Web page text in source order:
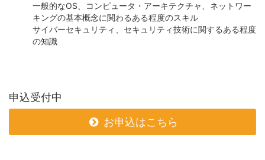
一般的なOS、コンピュータ・アーキテクチャ、ネットワー
キングの基本概念に関わるある程度のスキル
サイバーセキュリティ、セキュリティ技術に関するある程度
の知識
申込受付中
お申込はこちら